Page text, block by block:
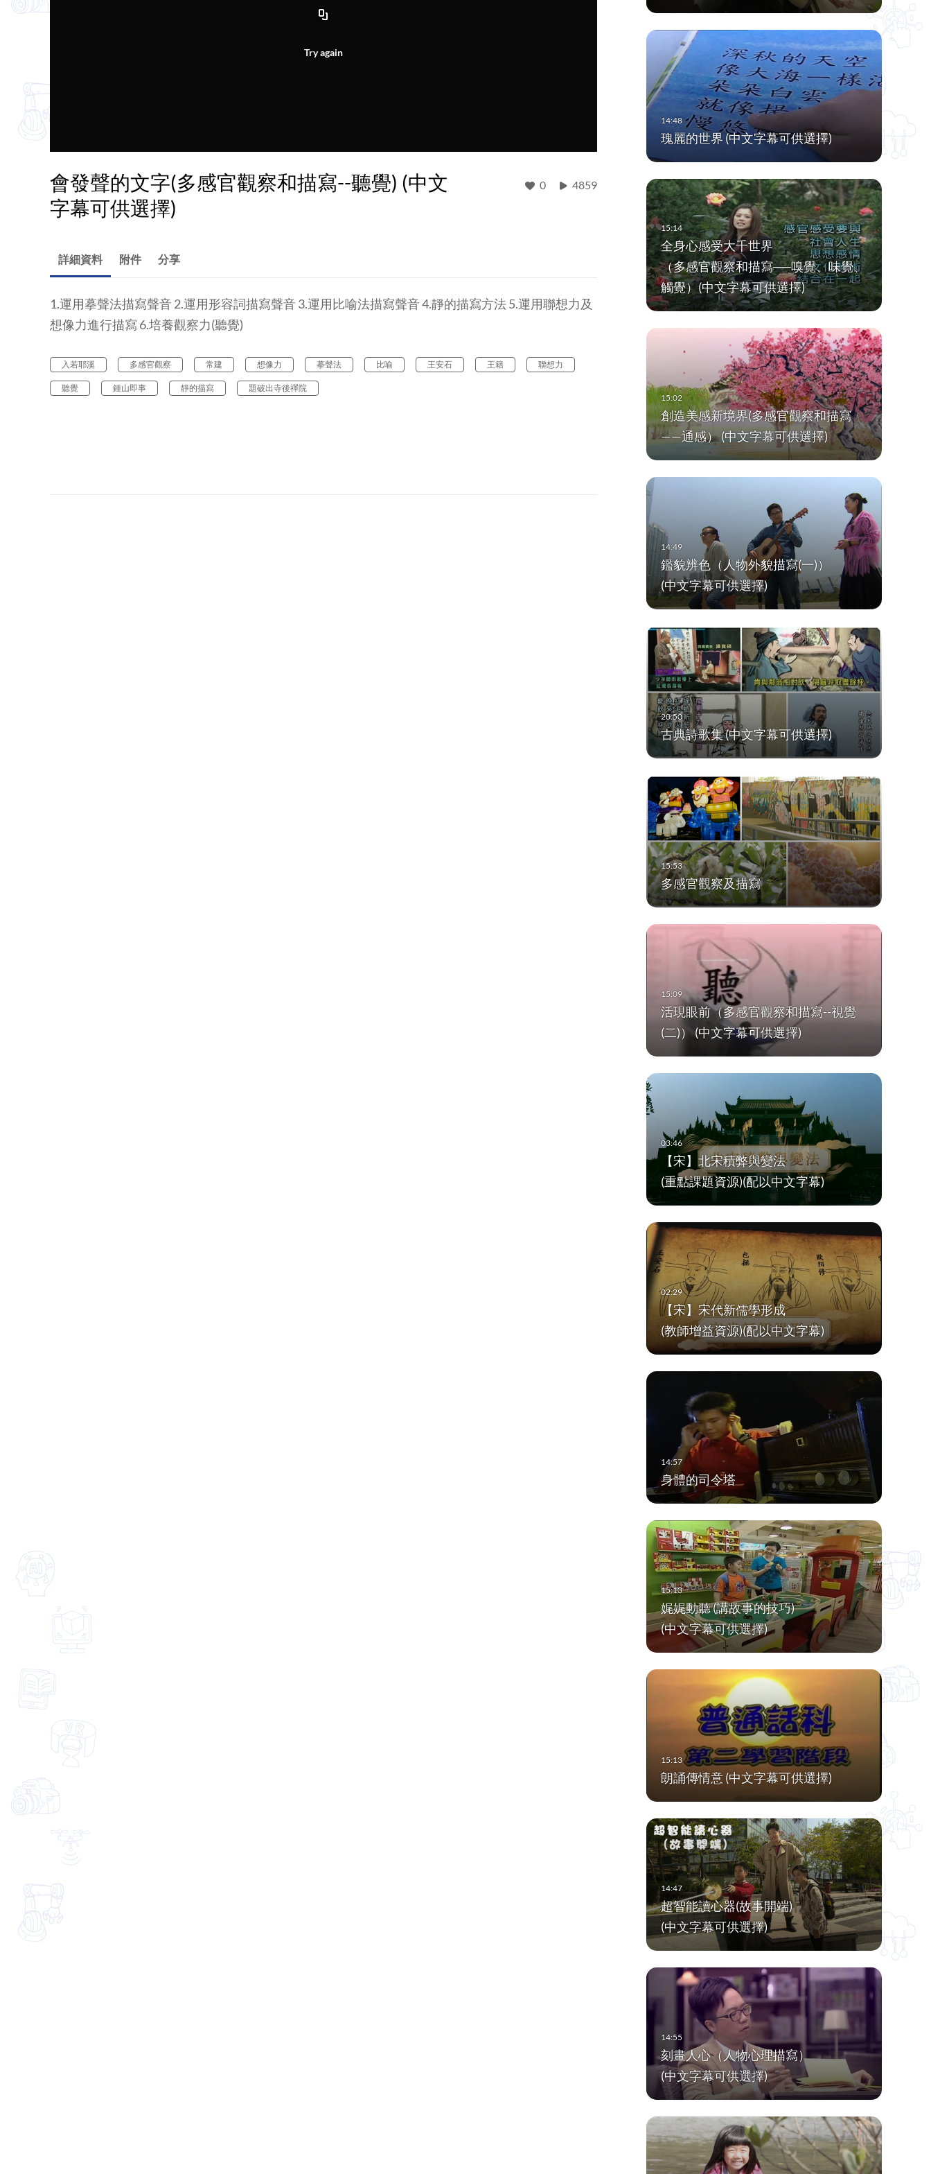
Try again
會發聲的文字(多感官觀察和描寫--聽覺) (中文
字幕可供選擇)
0 4859
瑰麗的世界 (中文字幕可供選擇)
全身心感受大千世界
（多感官觀察和描寫──嗅覺、味覺、
觸覺）(中文字幕可供選擇)
創造美感新境界(多感官觀察和描寫
——通感） (中文字幕可供選擇)
鑑貌辨色（人物外貌描寫(一)）
(中文字幕可供選擇)
古典詩歌集 (中文字幕可供選擇)
多感官觀察及描寫
活現眼前（多感官觀察和描寫--視覺
(二)） (中文字幕可供選擇)
【宋】北宋積弊與變法
(重點課題資源)(配以中文字幕)
【宋】宋代新儒學形成
(教師增益資源)(配以中文字幕)
身體的司令塔
娓娓動聽 (講故事的技巧)
(中文字幕可供選擇)
朗誦傳情意 (中文字幕可供選擇)
超智能讀心器(故事開端)
(中文字幕可供選擇)
刻畫人心（人物心理描寫）
(中文字幕可供選擇)
詳細資料 附件 分享
1.運用摹聲法描寫聲音 2.運用形容詞描寫聲音 3.運用比喻法描寫聲音 4.靜的描寫方法 5.運用聯想力及
想像力進行描寫 6.培養觀察力(聽覺)
入若耶溪 多感官觀察 常建 想像力 摹聲法 比喻 王安石 王籍 聯想力
聽覺 鍾山即事 靜的描寫 題破出寺後禪院